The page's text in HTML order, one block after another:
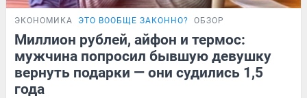
ЭКОНОМИКА ЭТО ВООБЩЕ ЗАКОННО? ОБЗОР
Миллион рублей, айфон и термос:
мужчина попросил бывшую девушку
вернуть подарки — они судились 1,5
года